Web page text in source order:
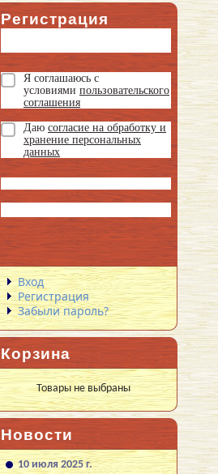
Регистрация
Я соглашаюсь с
условиями пользовательского
соглашения
Даю согласие на обработку и
хранение персональных
данных
Вход
Регистрация
Забыли пароль?
Корзина
Товары не выбраны
Новости
10 июля 2025 г.